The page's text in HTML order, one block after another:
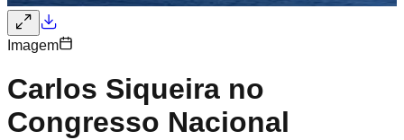
Imagem
Carlos Siqueira no
Congresso Nacional